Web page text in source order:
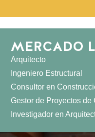
MERCADO
Arquitecto
Ingeniero Estructural
Consultor en
Gestor de Proyectos de
Investigador en